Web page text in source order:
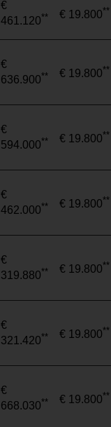
€
461.120** € 19.800**
€
636.900** € 19.800**
€
594.000** € 19.800**
€
462.000** € 19.800**
€
319.880** € 19.800**
€
321.420** € 19.800**
€
668.030** € 19.800**